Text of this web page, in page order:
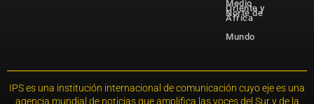
Medio
Oriente y
Norte de
África
Mundo
IPS es una institución internacional de comunicación cuyo eje es una
agencia mundial de noticias que amplifica las voces del Sur y de la